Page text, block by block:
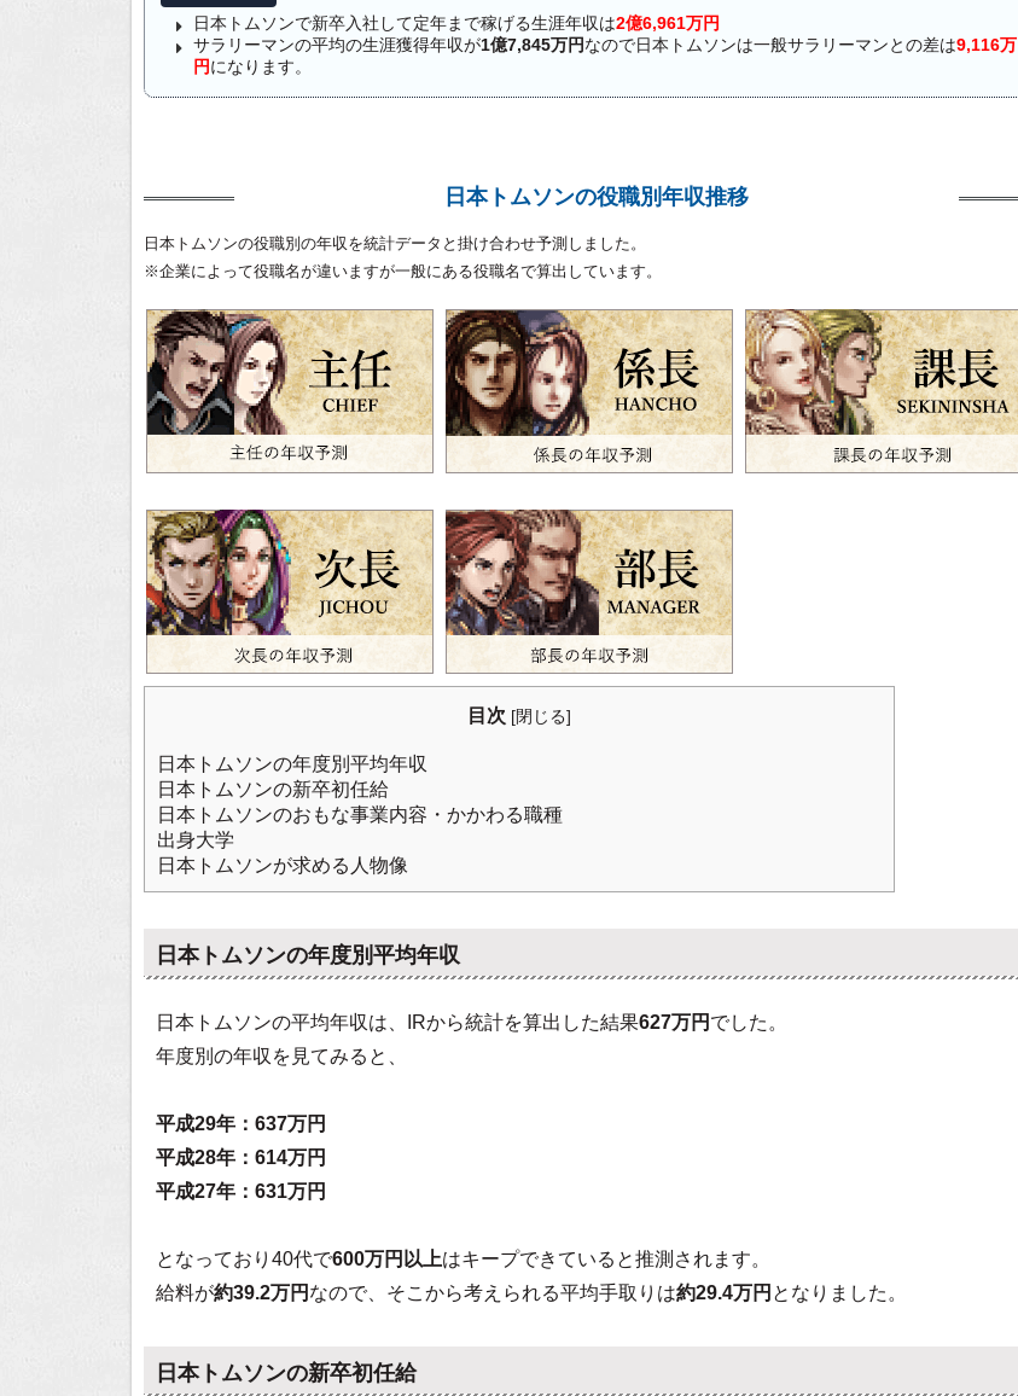
日本トムソンで新卒入社して定年まで稼げる生涯年収は2億6,961万円
サラリーマンの平均の生涯獲得年収が1億7,845万円なので日本トムソンは一般サラリーマンとの差は9,116万
円になります。
日本トムソンの役職別年収推移
日本トムソンの役職別の年収を統計データと掛け合わせ予測しました。
※企業によって役職名が違いますが一般にある役職名で算出しています。
目次 [閉じる]
日本トムソンの年度別平均年収
日本トムソンの新卒初任給
日本トムソンのおもな事業内容・かかわる職種
出身大学
日本トムソンが求める人物像
日本トムソンの年度別平均年収
日本トムソンの平均年収は、IRから統計を算出した結果627万円 でした。
年度別の年収を見てみると、
平成29年：637万円
平成28年：614万円
平成27年：631万円
となっており40代で600万円以上はキープできていると推測されます。
給料が約39.2万円 なので、そこから考えられる平均手取りは約29.4万円 となりました。
日本トムソンの新卒初任給